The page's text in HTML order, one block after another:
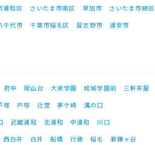
浦和区 さいたま市南区 草加市 さいたま市緑区
千代市 千葉市稲毛区 習志野市 浦安市
府中 尾山台 大泉学園 成城学園前 三軒茶屋
塚 戸塚 辻堂 茅ケ崎
溝の口
武蔵浦和 北浦和 中浦和
川口
西白井 白井 船橋 行徳 稲毛 新鎌ヶ谷